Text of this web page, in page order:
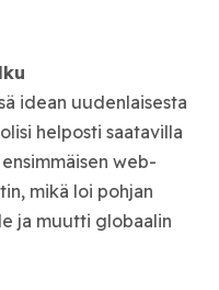
idean uudenlaisesta
helposti saatavilla
web-
mikä loi pohjan
ja muutti globaalin